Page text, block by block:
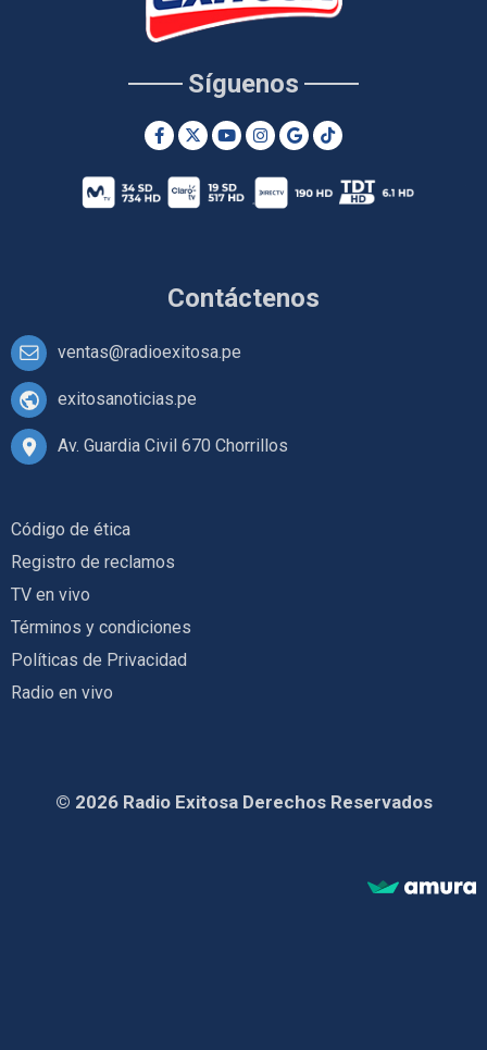
Contáctenos
ventas@radioexitosa.pe
exitosanoticias.pe
Av. Guardia Civil 670 Chorrillos
Síguenos
Código de ética
Registro de reclamos
TV en vivo
Términos y condiciones
Políticas de Privacidad
Radio en vivo
© 2026 Radio Exitosa Derechos Reservados